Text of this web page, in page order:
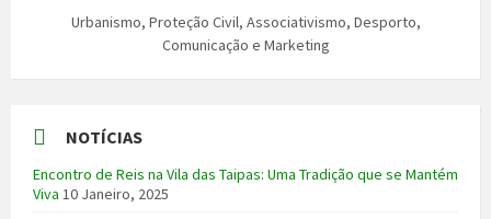
Urbanismo, Proteção Civil, Associativismo, Desporto,
Comunicação e Marketing
NOTÍCIAS
Encontro de Reis na Vila das Taipas: Uma Tradição que se Mantém
Viva 10 Janeiro, 2025